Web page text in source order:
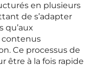
en plusieurs
de s’adapter
qu’aux
contenus
Ce processus de
être à la fois rapide